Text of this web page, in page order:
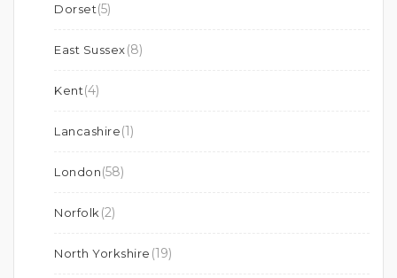
Dorset(5)
East Sussex(8)
Kent(4)
Lancashire(1)
London(58)
Norfolk (2)
North Yorkshire (19)